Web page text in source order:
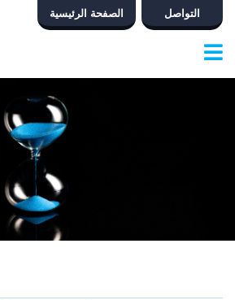
الصفحة الرئيسية التواصل